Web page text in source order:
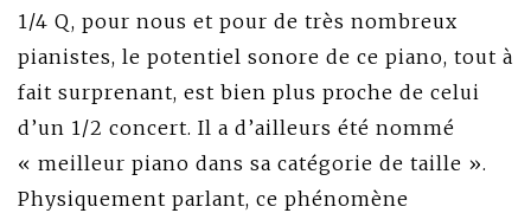
1/4 Q, pour nous et pour de très nombreux
pianistes, le potentiel sonore de ce piano, tout à
fait surprenant, est bien plus proche de celui
d’un 1/2 concert. Il a d’ailleurs été nommé
« meilleur piano dans sa catégorie de taille ».
Physiquement parlant, ce phénomène